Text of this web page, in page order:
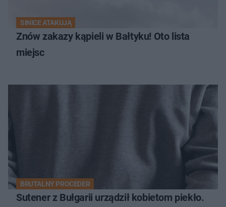
SINICE ATAKUJĄ
Znów zakazy kąpieli w Bałtyku! Oto lista
miejsc
BRUTALNY PROCEDER
Sutener z Bułgarii urządził kobietom piekło.